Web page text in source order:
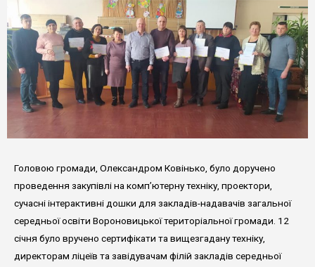
Головою громади, Олександром Ковінько, було доручено
проведення закупівлі на комп’ютерну техніку, проектори,
сучасні інтерактивні дошки для закладів-надавачів загальної
середньої освіти Вороновицької територіальної громади. 12
січня було вручено сертифікати та вищезгадану техніку,
директорам ліцеїв та завідувачам філій закладів середньої